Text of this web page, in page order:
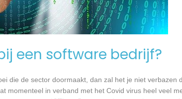
een software bedrijf?
die de sector doormaakt, dan zal het je niet verbazen
momenteel in verband met het Covid virus heel veel